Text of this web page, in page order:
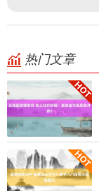
热门文章